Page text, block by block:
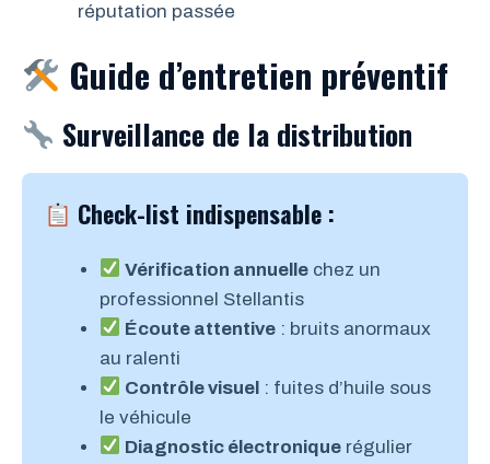
réputation passée
Guide d’entretien préventif
Surveillance de la distribution
Check-list indispensable :
Vérification annuelle chez un
professionnel Stellantis
Écoute attentive : bruits anormaux
au ralenti
Contrôle visuel : fuites d’huile sous
le véhicule
Diagnostic électronique régulier